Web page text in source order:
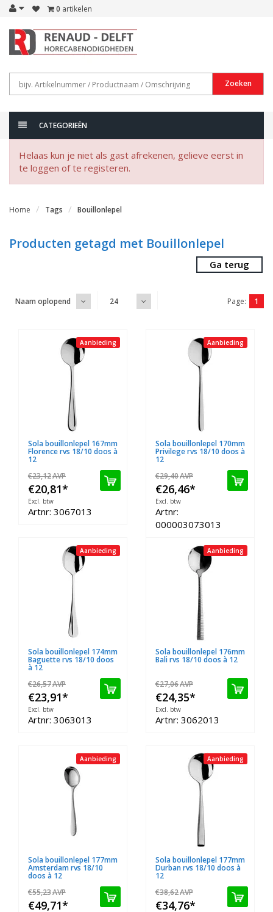
0 artikelen
Zoeken
CATEGORIEËN
Helaas kun je niet als gast afrekenen, gelieve eerst in
te loggen of te registeren.
Home Tags Bouillonlepel
Producten getagd met Bouillonlepel
Ga terug
Naam oplopend 24 Page: 1
Aanbieding
Sola bouillonlepel 167mm
Florence rvs 18/10 doos à
12
€23,12AVP
€20,81*
Excl. btw
Artnr: 3067013
Aanbieding
Sola bouillonlepel 170mm
Privilege rvs 18/10 doos à
12
€29,40AVP
€26,46*
Excl. btw
Artnr:
000003073013
Aanbieding
Sola bouillonlepel 174mm
Baguette rvs 18/10 doos
à 12
€26,57AVP
€23,91*
Excl. btw
Artnr: 3063013
Aanbieding
Sola bouillonlepel 176mm
Bali rvs 18/10 doos à 12
€27,06AVP
€24,35*
Excl. btw
Artnr: 3062013
Aanbieding
Sola bouillonlepel 177mm
Amsterdam rvs 18/10
doos à 12
€55,23AVP
€49,71*
Aanbieding
Sola bouillonlepel 177mm
Durban rvs 18/10 doos à
12
€38,62AVP
€34,76*